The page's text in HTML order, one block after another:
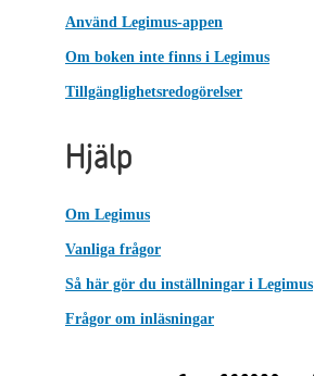
Använd Legimus-appen
Om boken inte finns i Legimus
Tillgänglighetsredogörelser
Hjälp
Om Legimus
Vanliga frågor
Så här gör du inställningar i Legimus
Frågor om inläsningar